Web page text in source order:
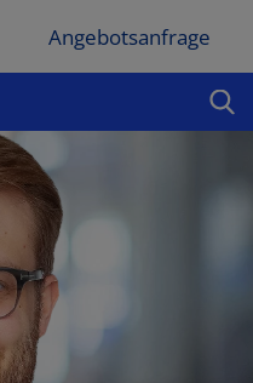
Angebotsanfrage